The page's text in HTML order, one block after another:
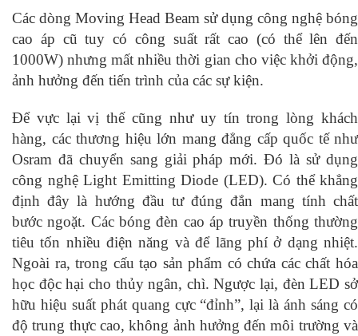
Các dòng Moving Head Beam sử dụng công nghệ bóng
cao áp cũ tuy có công suất rất cao (có thể lên đến
1000W) nhưng mất nhiều thời gian cho việc khởi động,
ảnh hưởng đến tiến trình của các sự kiện.
Để vực lại vị thế cũng như uy tín trong lòng khách
hàng, các thương hiệu lớn mang đẳng cấp quốc tế như
Osram đã chuyển sang giải pháp mới. Đó là sử dụng
công nghệ Light Emitting Diode (LED). Có thể khẳng
định đây là hướng đầu tư đúng đắn mang tính chất
bước ngoặt. Các bóng đèn cao áp truyền thống thường
tiêu tốn nhiều điện năng và để lãng phí ở dạng nhiệt.
Ngoài ra, trong cấu tạo sản phẩm có chứa các chất hóa
học độc hại cho thủy ngân, chì. Ngược lại, đèn LED sở
hữu hiệu suất phát quang cực “đỉnh”, lại là ánh sáng có
độ trung thực cao, không ảnh hưởng đến môi trường và